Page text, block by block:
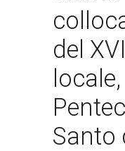
del
Santo